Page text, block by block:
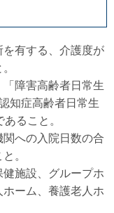
を有する、介護度が
障害高齢者日常生
知症高齢者日常生
ること。
への入院日数の合
。
施設、グループホ
ーム、養護老人ホ